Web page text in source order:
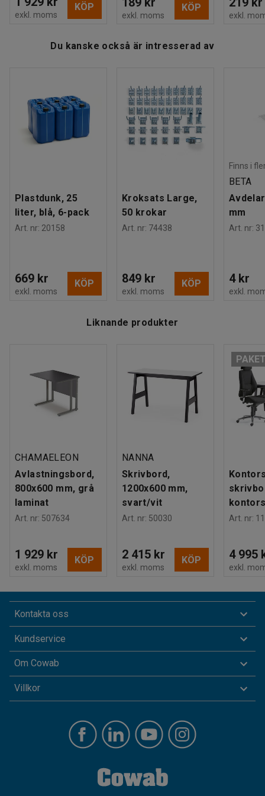
exkl. moms
KÖP
exkl. moms
KÖP
exkl.
Du kanske också är intresserad av
Plastdunk, 25
liter, blå, 6-pack
Art. nr: 20158
669 kr
exkl. moms
KÖP
Kroksats Large,
50 krokar
Art. nr: 74438
849 kr
exkl. moms
KÖP
Finns i
BETA
mm
Art. nr:
4 kr
exkl.
Liknande produkter
CHAMAELEON
Avlastningsbord,
800x600 mm, grå
laminat
Art. nr: 507634
1 929 kr
exkl. moms
KÖP
NANNA
Skrivbord,
1200x600 mm,
svart/vit
Art. nr: 50030
2 415 kr
exkl. moms
KÖP
Art. nr:
4 995
exkl.
Kontakta oss
Kundservice
Om Cowab
Villkor